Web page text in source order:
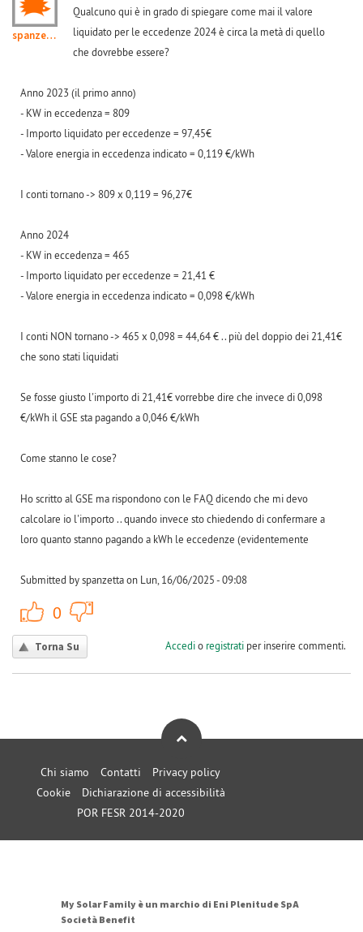
spanzetta
Qualcuno qui è in grado di spiegare come mai il valore
liquidato per le eccedenze 2024 è circa la metà di quello
che dovrebbe essere?
Anno 2023 (il primo anno)
- KW in eccedenza = 809
- Importo liquidato per eccedenze = 97,45€
- Valore energia in eccedenza indicato = 0,119 €/kWh
I conti tornano -> 809 x 0,119 = 96,27€
Anno 2024
- KW in eccedenza = 465
- Importo liquidato per eccedenze = 21,41 €
- Valore energia in eccedenza indicato = 0,098 €/kWh
I conti NON tornano -> 465 x 0,098 = 44,64 € .. più del doppio dei 21,41€
che sono stati liquidati
Se fosse giusto l'importo di 21,41€ vorrebbe dire che invece di 0,098
€/kWh il GSE sta pagando a 0,046 €/kWh
Come stanno le cose?
Ho scritto al GSE ma rispondono con le FAQ dicendo che mi devo
calcolare io l'importo .. quando invece sto chiedendo di confermare a
loro quanto stanno pagando a kWh le eccedenze (evidentemente
Submitted by spanzetta on Lun, 16/06/2025 - 09:08
0
Torna Su Accedio registratiper inserire commenti.
Chi siamo Contatti
Privacy policy
Cookie
Dichiarazione di accessibilità
POR FESR 2014-2020
My Solar Family è un marchio di Eni Plenitude SpA
Società Benefit